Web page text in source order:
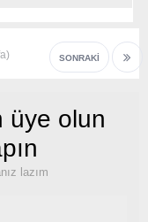
SONRAKI
üye olun
lazım